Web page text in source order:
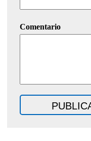
Comentario